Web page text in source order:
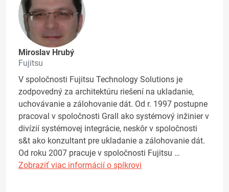
Miroslav Hrubý
Fujitsu
V spoločnosti Fujitsu Technology Solutions je
zodpovedný za architektúru riešení na ukladanie,
uchovávanie a zálohovanie dát. Od r. 1997 postupne
pracoval v spoločnosti Grall ako systémový inžinier v
divízií systémovej integrácie, neskôr v spoločnosti
s&t ako konzultant pre ukladanie a zálohovanie dát.
Od roku 2007 pracuje v spoločnosti Fujitsu …
Zobraziť viac informácií o spíkrovi